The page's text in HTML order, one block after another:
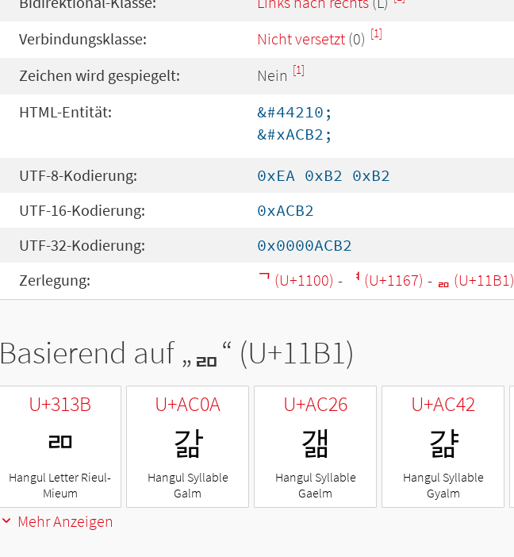
Verbindungsklasse: Nicht versetzt (0) [1]
Zeichen wird gespiegelt: Nein [1]
HTML-Entität:
&#44210;
&#xACB2;
UTF-8-Kodierung:
0xEA 0xB2 0xB2
UTF-16-Kodierung:
0xACB2
UTF-32-Kodierung:
0x0000ACB2
Zerlegung:
ᄀ (U+1100) - ᅧ (U+1167) - ᆱ (U+11B1)
Basierend auf „ᆱ“ (U+11B1)
U+313B
ㄻ
Hangul Letter Rieul-
Mieum
U+AC0A
갊
Hangul Syllable
Galm
U+AC26
갦
Hangul Syllable
Gaelm
U+AC42
걂
Hangul Syllable
Gyalm
Mehr Anzeigen